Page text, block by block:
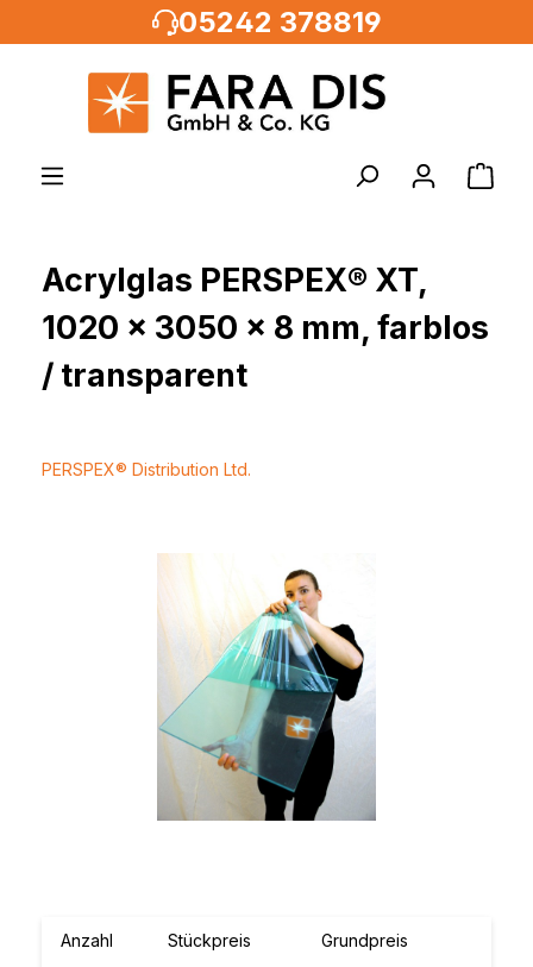
05242 378819
Acrylglas PERSPEX® XT,
1020 x 3050 x 8 mm, farblos
/ transparent
PERSPEX® Distribution Ltd.
Anzahl Stückpreis Grundpreis